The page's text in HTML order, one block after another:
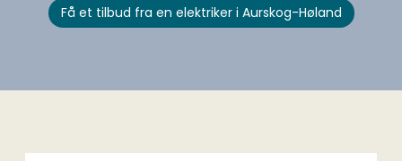
Få et tilbud fra en elektriker i Aurskog-Høland